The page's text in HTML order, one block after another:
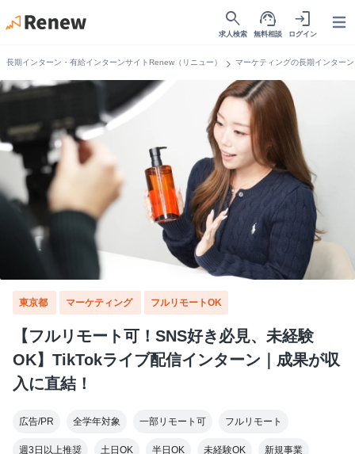
search
求人検索
support_agent
無料相談
login
ログイン
長期インターン・有給インターンサイトRenew（リニュー） chevron_right マーケティングの長期インター
東京都 マーケティング フルリモートOK
【フルリモート可！SNS好き必見、未経験
OK】TikTokライブ配信インターン｜成果が収
入に直結！
広告/PR 全学年対象 一部リモート可 フルリモート
週3日以上推奨 土日OK 半日OK 未経験OK 新規事業